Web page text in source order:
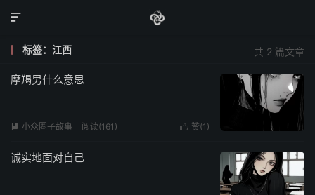

共 2 篇文章
标签：江西
摩羯男什么意思
 赞(1 )
 小众圈子故事 阅读(161)
诚实地面对自己